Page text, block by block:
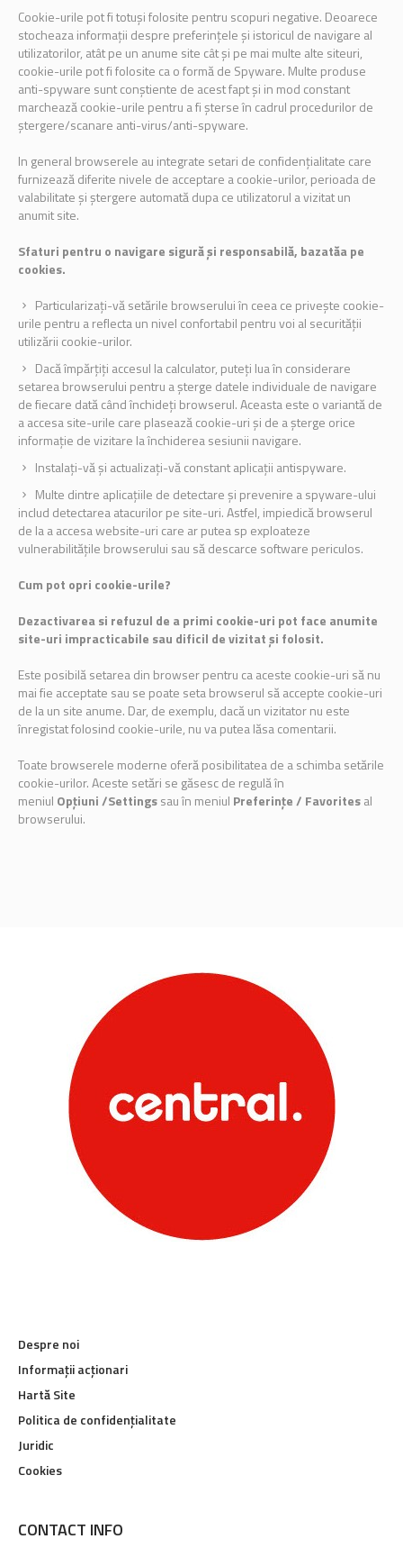
Cookie-urile pot fi totuși folosite pentru scopuri negative. Deoarece
stocheaza informații despre preferințele și istoricul de navigare al
utilizatorilor, atât pe un anume site cât și pe mai multe alte siteuri,
cookie-urile pot fi folosite ca o formă de Spyware. Multe produse
anti-spyware sunt conștiente de acest fapt și in mod constant
marchează cookie-urile pentru a fi șterse în cadrul procedurilor de
ștergere/scanare anti-virus/anti-spyware.
In general browserele au integrate setari de confidențialitate care
furnizează diferite nivele de acceptare a cookie-urilor, perioada de
valabilitate și ștergere automată dupa ce utilizatorul a vizitat un
anumit site.
Sfaturi pentru o navigare sigură și responsabilă, bazatăa pe
cookies.
Particularizați-vă setările browserului în ceea ce privește cookie-
urile pentru a reflecta un nivel confortabil pentru voi al securității
utilizării cookie-urilor.
Dacă împărțiți accesul la calculator, puteți lua în considerare
setarea browserului pentru a șterge datele individuale de navigare
de fiecare dată când închideți browserul. Aceasta este o variantă de
a accesa site-urile care plasează cookie-uri și de a șterge orice
informație de vizitare la închiderea sesiunii navigare.
Instalați-vă și actualizați-vă constant aplicații antispyware.
Multe dintre aplicațiile de detectare și prevenire a spyware-ului
includ detectarea atacurilor pe site-uri. Astfel, impiedică browserul
de la a accesa website-uri care ar putea sp exploateze
vulnerabilitățile browserului sau să descarce software periculos.
Cum pot opri cookie-urile?
Dezactivarea si refuzul de a primi cookie-uri pot face anumite
site-uri impracticabile sau dificil de vizitat și folosit.
Este posibilă setarea din browser pentru ca aceste cookie-uri să nu
mai fie acceptate sau se poate seta browserul să accepte cookie-uri
de la un site anume. Dar, de exemplu, dacă un vizitator nu este
înregistat folosind cookie-urile, nu va putea lăsa comentarii.
Toate browserele moderne oferă posibilitatea de a schimba setările
cookie-urilor. Aceste setări se găsesc de regulă în
meniul Opțiuni /Settingssau în meniul Preferințe / Favoritesal
browserului.
Despre noi
Informații acționari
Hartă Site
Politica de confidențialitate
Juridic
Cookies
CONTACT INFO